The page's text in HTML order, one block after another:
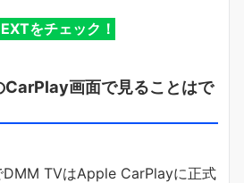
をチェック！
CarPlay画面で見ることはで
TVはApple CarPlayに正式